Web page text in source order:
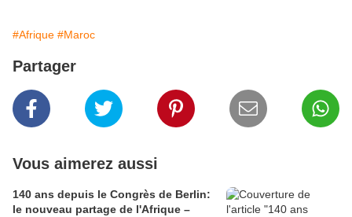
#Afrique #Maroc
Partager
Vous aimerez aussi
140 ans depuis le Congrès de Berlin:
le nouveau partage de l'Afrique –